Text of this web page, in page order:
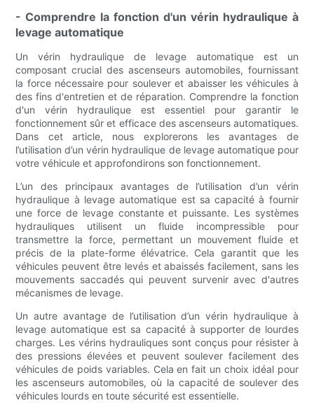
- Comprendre la fonction d'un vérin hydraulique à
levage automatique
Un vérin hydraulique de levage automatique est un
composant crucial des ascenseurs automobiles, fournissant
la force nécessaire pour soulever et abaisser les véhicules à
des fins d'entretien et de réparation. Comprendre la fonction
d'un vérin hydraulique est essentiel pour garantir le
fonctionnement sûr et efficace des ascenseurs automatiques.
Dans cet article, nous explorerons les avantages de
l’utilisation d’un vérin hydraulique de levage automatique pour
votre véhicule et approfondirons son fonctionnement.
L’un des principaux avantages de l’utilisation d’un vérin
hydraulique à levage automatique est sa capacité à fournir
une force de levage constante et puissante. Les systèmes
hydrauliques utilisent un fluide incompressible pour
transmettre la force, permettant un mouvement fluide et
précis de la plate-forme élévatrice. Cela garantit que les
véhicules peuvent être levés et abaissés facilement, sans les
mouvements saccadés qui peuvent survenir avec d'autres
mécanismes de levage.
Un autre avantage de l’utilisation d’un vérin hydraulique à
levage automatique est sa capacité à supporter de lourdes
charges. Les vérins hydrauliques sont conçus pour résister à
des pressions élevées et peuvent soulever facilement des
véhicules de poids variables. Cela en fait un choix idéal pour
les ascenseurs automobiles, où la capacité de soulever des
véhicules lourds en toute sécurité est essentielle.